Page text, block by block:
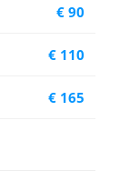
€ 90
€ 110
€ 165